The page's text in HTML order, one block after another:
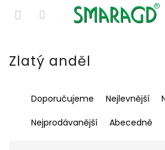
obsah
Zlatý anděl
Ř
aDoporučujeme Nejlevnější
Nejprodávanější
Abecedně